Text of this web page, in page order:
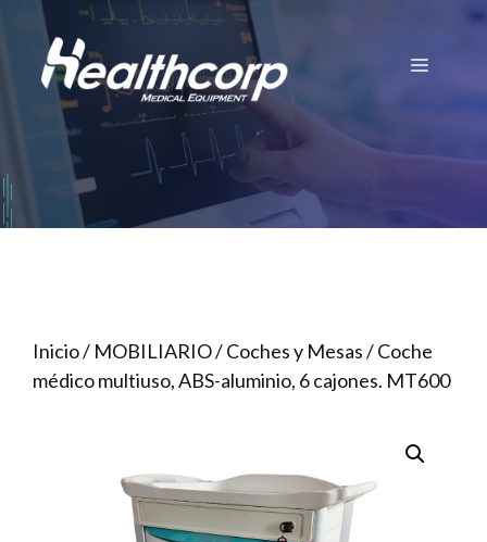
Saltar
contenido
Menú
Inicio/ MOBILIARIO/Coches y Mesas/ Coche
médico multiuso, ABS-aluminio, 6 cajones. MT600